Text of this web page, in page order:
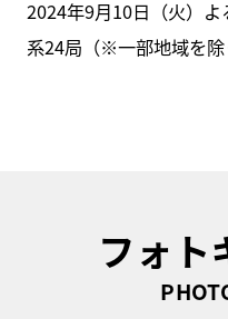
2024年9月10日（火）
系24局（※一部地域を除
フォト